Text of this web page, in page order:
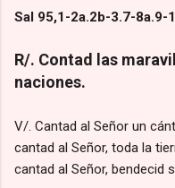
Sal 95,1-2a.2b-3.7-8a.9-
R/. Contad las
naciones.
V/. Cantad al Señor un
cantad al Señor, toda la
cantad al Señor, bendecid